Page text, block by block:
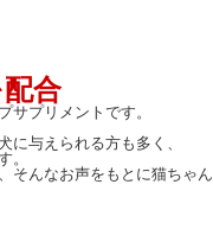
合
サプリメントです。
与えられる方も多く、
。
んなお声をもとに猫ちゃ